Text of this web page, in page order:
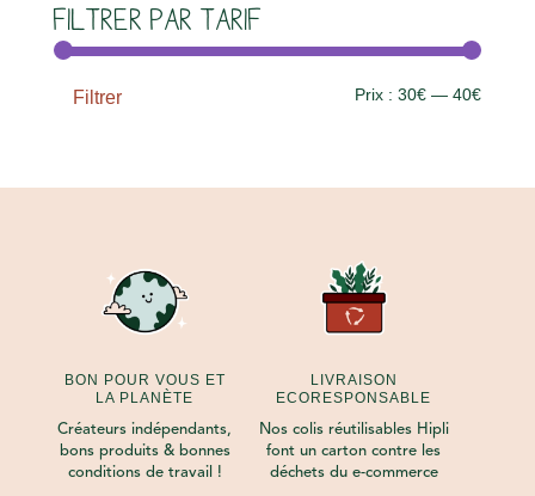
Filtrer par tarif
Prix
Prix
Filtrer Prix :30€ —40€
BON POUR VOUS ET
LA PLANÈTE
Créateurs indépendants,
bons produits & bonnes
conditions de travail !
LIVRAISON
ECORESPONSABLE
Nos colis réutilisables Hipli
font un carton contre les
déchets du e-commerce